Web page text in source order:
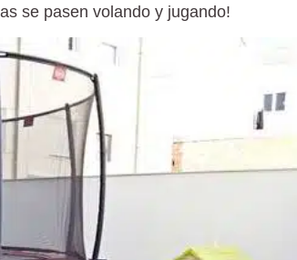
se pasen volando y jugando!